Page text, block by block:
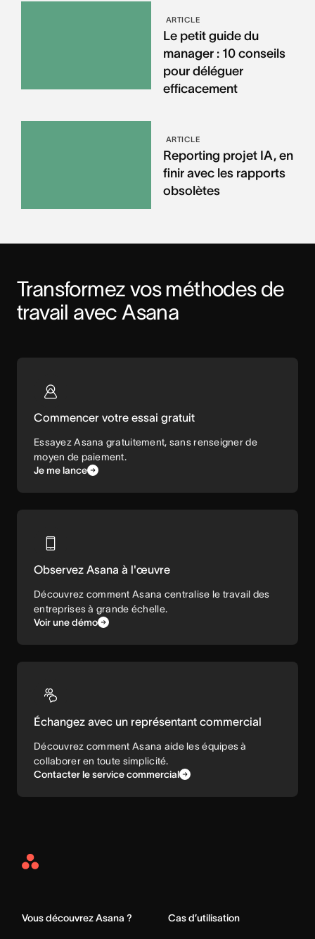
ARTICLE
Le petit guide du
manager : 10 conseils
pour déléguer
efficacement
ARTICLE
Reporting projet IA, en
finir avec les rapports
obsolètes
Transformez vos méthodes de
travail avec Asana
Commencer votre essai gratuit
Essayez Asana gratuitement, sans renseigner de
moyen de paiement.
Je me lance
Observez Asana à l'œuvre
Découvrez comment Asana centralise le travail des
entreprises à grande échelle.
Voir une démo
Échangez avec un représentant commercial
Découvrez comment Asana aide les équipes à
collaborer en toute simplicité.
Contacter le service commercial
Asana
Vous découvrez Asana ? Cas d’utilisation